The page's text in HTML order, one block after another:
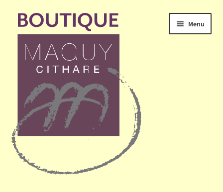
Aller
navigation
Aller
contenu
Menu